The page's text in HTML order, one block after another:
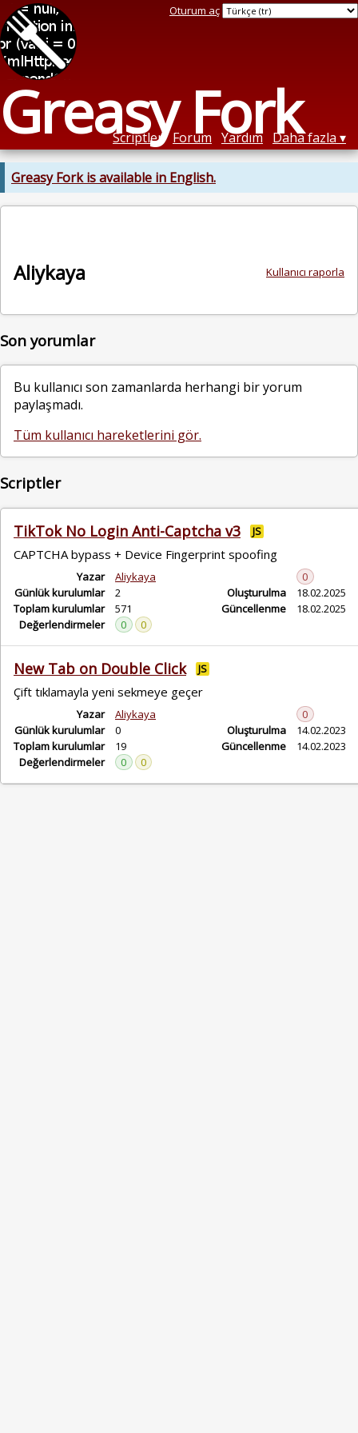
Greasy Fork
Oturum aç
Scriptler Forum Yardım Daha fazla
Greasy Fork is available in English.
Kullanıcı raporla
Aliykaya
Son yorumlar
Bu kullanıcı son zamanlarda herhangi bir yorum
paylaşmadı.
Tüm kullanıcı hareketlerini gör.
Scriptler
TikTok No Login Anti-Captcha v3 JS
CAPTCHA bypass + Device Fingerprint spoofing
Yazar
Aliykaya
Günlük kurulumlar
2
Toplam kurulumlar
571
Değerlendirmeler
0 0
0
Oluşturulma
18.02.2025
Güncellenme
18.02.2025
New Tab on Double Click JS
Çift tıklamayla yeni sekmeye geçer
Yazar
Aliykaya
Günlük kurulumlar
0
Toplam kurulumlar
19
Değerlendirmeler
0 0
0
Oluşturulma
14.02.2023
Güncellenme
14.02.2023